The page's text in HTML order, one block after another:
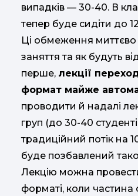
випадків — 30-40. В
тепер буде сидіти до
Ці обмеження миттєво
заняття та як будуть
перше, лекції
формат майже
проводити й надалі
груп (до 30-40
традиційний потік на
буде позбавлений
Лекцію можна
форматі, коли частина